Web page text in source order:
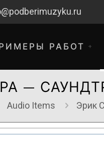
РАБОТ
—
Audio Items Эрик